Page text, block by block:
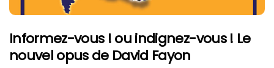
Informez-vous ! ou indignez-vous ! Le
nouvel opus de David Fayon